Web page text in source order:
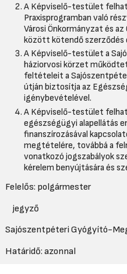
A Képviselő-testület
Praxisprogramban való
Városi Önkormányzat és
között kötendő szerződés
A Képviselő-testület a
háziorvosi körzet
feltételeit a
útján biztosítja az
igénybevételével.
A Képviselő-testület
egészségügyi alapellátás
finanszírozásával
megtételére, továbbá a
vonatkozó jogszabályok
kérelem benyújtására és
Felelős: polgármester
jegyző
Sajószentpéteri Gyógyító-
Határidő: azonnal